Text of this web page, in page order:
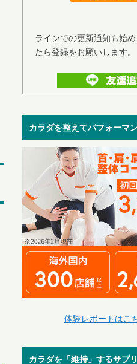
ラインでの更新通知も始
たら登録をお願いします。
カラダを整えてパフォーマ
体験レポートはこ
カラダを「維持」するサプ